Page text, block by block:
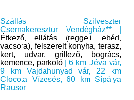
Szállás Szilveszter
Csernakeresztur Vendégház** |
Étkező, ellátás (reggeli, ebéd,
vacsora), felszerelt konyha, terasz,
kert, udvar, grillező, bogrács,
kemence, parkoló| 6 km Déva vár,
9 km Vajdahunyad vár, 22 km
Clocota Vízesés, 60 km Sípálya
Rausor